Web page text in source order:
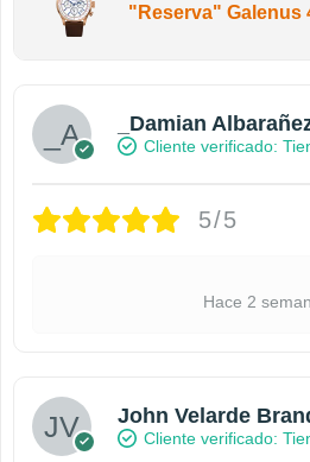
"Reserva" Galenus
_Damian
Cliente verificado
5/5
Hace 2
John Velarde
Cliente verificado